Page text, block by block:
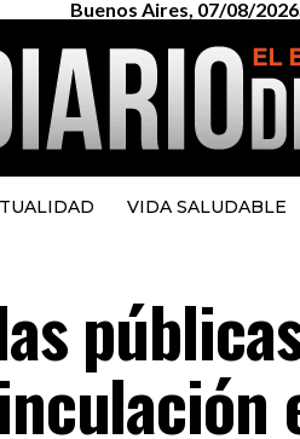
Buenos Aires, 07/08/
VIDA SALUDABLE